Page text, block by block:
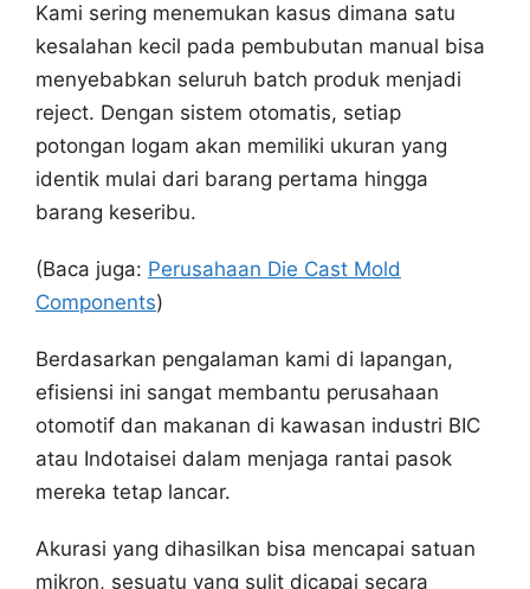
Kami sering menemukan kasus dimana satu
kesalahan kecil pada pembubutan manual bisa
menyebabkan seluruh batch produk menjadi
reject. Dengan sistem otomatis, setiap
potongan logam akan memiliki ukuran yang
identik mulai dari barang pertama hingga
barang keseribu.
(Baca juga: Perusahaan Die Cast Mold
Components)
Berdasarkan pengalaman kami di lapangan,
efisiensi ini sangat membantu perusahaan
otomotif dan makanan di kawasan industri BIC
atau Indotaisei dalam menjaga rantai pasok
mereka tetap lancar.
Akurasi yang dihasilkan bisa mencapai satuan
mikron, sesuatu yang sulit dicapai secara